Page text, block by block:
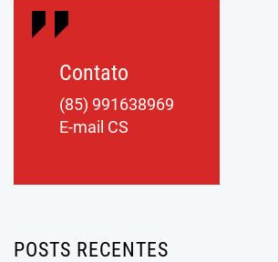
Contato
(85) 991638969
E-mail CS
POSTS RECENTES